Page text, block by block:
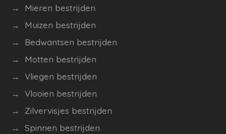
→ Mieren bestrijden
→ Muizen bestrijden
→ Bedwantsen bestrijden
→ Motten bestrijden
→ Vliegen bestrijden
→ Vlooien bestrijden
→ Zilvervisjes bestrijden
→ Spinnen bestrijden